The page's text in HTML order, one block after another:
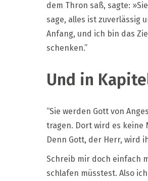
dem Thron saß, sagte:
sage, alles ist zuverlässig
Anfang, und ich bin das
schenken.”
Und in
“Sie werden Gott von
tragen. Dort wird es keine
Denn Gott, der Herr, wird
Schreib mir doch einfach
schlafen müsstest. Also